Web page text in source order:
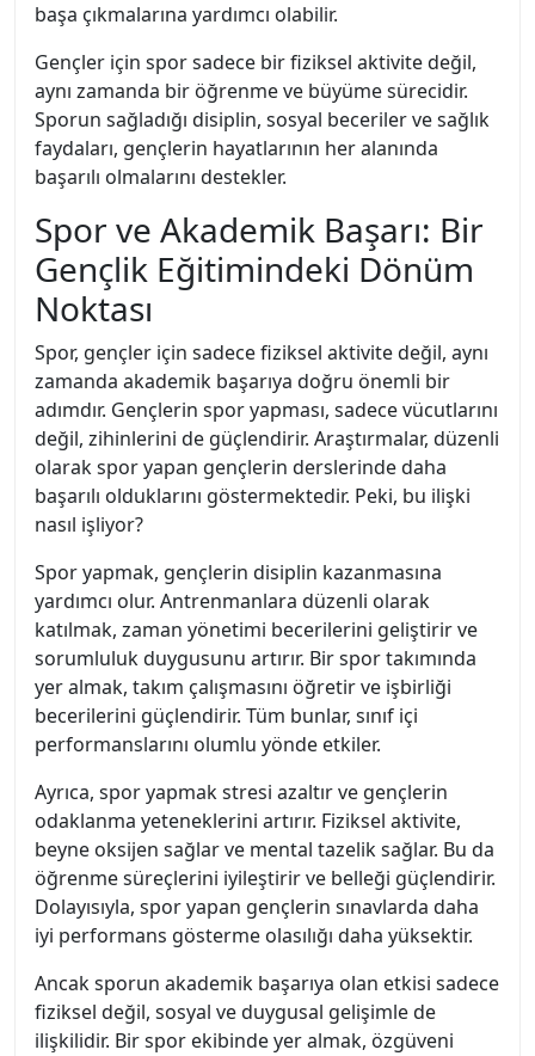
başa çıkmalarına yardımcı olabilir.
Gençler için spor sadece bir fiziksel aktivite değil,
aynı zamanda bir öğrenme ve büyüme sürecidir.
Sporun sağladığı disiplin, sosyal beceriler ve sağlık
faydaları, gençlerin hayatlarının her alanında
başarılı olmalarını destekler.
Spor ve Akademik Başarı: Bir
Gençlik Eğitimindeki Dönüm
Noktası
Spor, gençler için sadece fiziksel aktivite değil, aynı
zamanda akademik başarıya doğru önemli bir
adımdır. Gençlerin spor yapması, sadece vücutlarını
değil, zihinlerini de güçlendirir. Araştırmalar, düzenli
olarak spor yapan gençlerin derslerinde daha
başarılı olduklarını göstermektedir. Peki, bu ilişki
nasıl işliyor?
Spor yapmak, gençlerin disiplin kazanmasına
yardımcı olur. Antrenmanlara düzenli olarak
katılmak, zaman yönetimi becerilerini geliştirir ve
sorumluluk duygusunu artırır. Bir spor takımında
yer almak, takım çalışmasını öğretir ve işbirliği
becerilerini güçlendirir. Tüm bunlar, sınıf içi
performanslarını olumlu yönde etkiler.
Ayrıca, spor yapmak stresi azaltır ve gençlerin
odaklanma yeteneklerini artırır. Fiziksel aktivite,
beyne oksijen sağlar ve mental tazelik sağlar. Bu da
öğrenme süreçlerini iyileştirir ve belleği güçlendirir.
Dolayısıyla, spor yapan gençlerin sınavlarda daha
iyi performans gösterme olasılığı daha yüksektir.
Ancak sporun akademik başarıya olan etkisi sadece
fiziksel değil, sosyal ve duygusal gelişimle de
ilişkilidir. Bir spor ekibinde yer almak, özgüveni